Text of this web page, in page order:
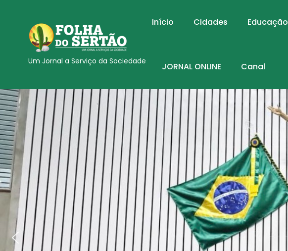
Um Jornal a Serviço da Sociedade
Início Cidades Educação
JORNAL ONLINE Canal